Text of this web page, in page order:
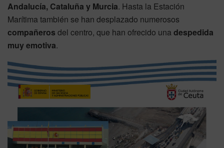
Andalucía, Cataluña y Murcia. Hasta la Estación
Marítima también se han desplazado numerosos
compañeros del centro, que han ofrecido unadespedida
muy emotiva.